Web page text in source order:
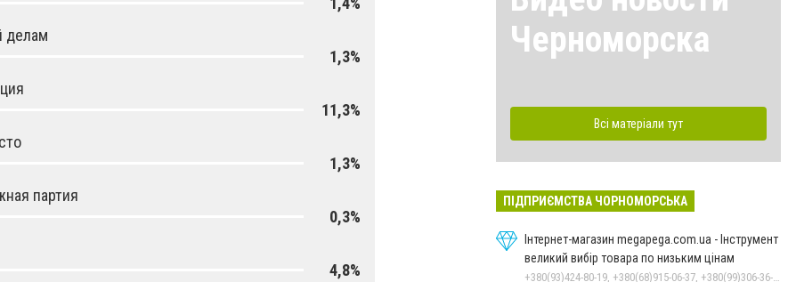
делам
1,3%
11,3%
1,3%
партия
0,3%
4,8%
Черноморска
Всі матеріали тут
ПІДПРИЄМСТВА ЧОРНОМОРСЬКА
Інтернет-магазин megapega.com.ua - Інструмент
великий вибір товара по низьким цінам